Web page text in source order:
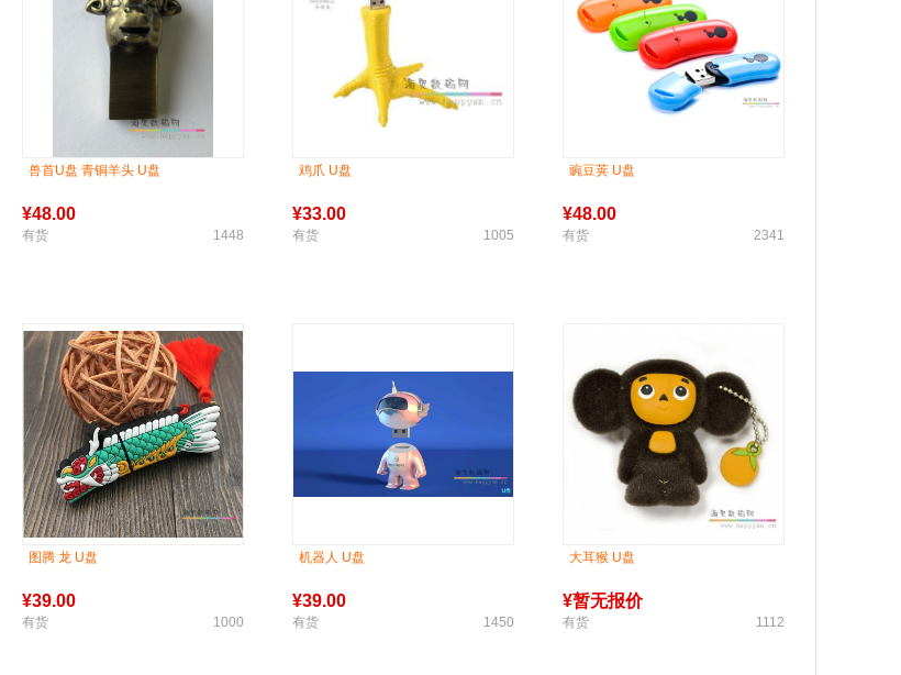
兽首U盘 青铜羊头 U盘
¥48.00
有货 1448
鸡爪 U盘
¥33.00
有货 1005
豌豆荚 U盘
¥48.00
有货 2341
图腾 龙 U盘
¥39.00
有货 1000
机器人 U盘
¥39.00
有货 1450
大耳猴 U盘
¥暂无报价
有货 1112